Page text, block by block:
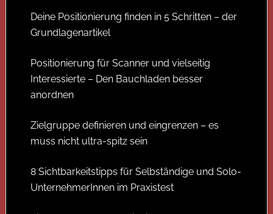
Deine Positionierung finden in 5 Schritten – der
Grundlagenartikel
Positionierung für Scanner und vielseitig
Interessierte – Den Bauchladen besser
anordnen
Zielgruppe definieren und eingrenzen – es
muss nicht ultra-spitz sein
8 Sichtbarkeitstipps für Selbständige und Solo-
UnternehmerInnen im Praxistest